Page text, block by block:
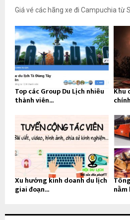
Giá vé các hãng xe đi Campuchia từ
Top các Group Du Lịch nhiều
thành viên...
Khu
Xu hướng kinh doanh du lịch
giai đoạn... nằm